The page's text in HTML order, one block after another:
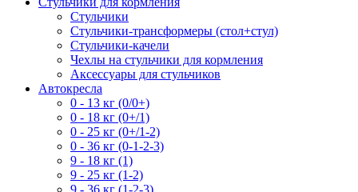
Стульчики
Стульчики-трансформеры (стол+стул)
Стульчики-качели
Чехлы на стульчики для кормления
Аксессуары для стульчиков
Автокресла
0 - 13 кг (0/0+)
0 - 18 кг (0+/1)
0 - 25 кг (0+/1-2)
0 - 36 кг (0-1-2-3)
9 - 18 кг (1)
9 - 25 кг (1-2)
9 - 36 кг (1-2-3)